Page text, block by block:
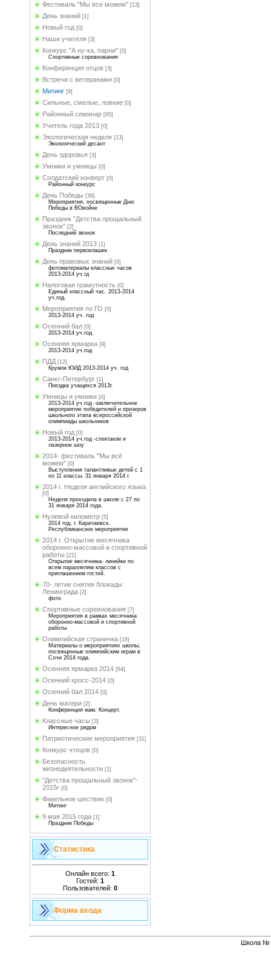
Фестиваль "Мы все можем" [13]
День знаний [1]
Новый год [0]
Наши учителя [3]
Конкурс "А ну-ка, парни" [0]
Спортивные соревнования
Конференция отцов [3]
Встречи с ветеранами [0]
Митинг [9]
Сильные, смелые, ловкие [0]
Районный семинар [65]
Учитель года 2013 [0]
Экологическая неделя [13]
Экологический десант
День здоровья [3]
Умники и умницы [0]
Солдатский конверт [0]
Районный конкурс
День Победы [36]
Мероприятия, посвященные Дню
Победы в ВОвойне
Праздник "Детства прощальный
звонок" [2]
Последний звонок
День знаний 2013 [1]
Праздник первоклашек
День правовых знаний [0]
фотоматериалы классных часов
2013-2014 уч.гд
Налоговая грамотность [0]
Единый классный час. 2013-2014
уч.год.
Мероприятия по ГО [0]
2013-2014 уч. год
Осенний бал [0]
2013-2014 уч.год
Осенняя ярмарка [9]
2013-2014 уч.год
ПДД [12]
Кружок ЮИД 2013-2014 уч. год
Санкт-Петербург [1]
Поездка учащихся 2013г.
Умницы и умники [0]
2013-2014 уч.год -заключительное
мероприятие победителей и призеров
школьного этапа всероссийской
олимпиады школьников
Новый год [0]
2013-2014 уч.год -спектакли и
лазерное шоу
2014- фестиваль "Мы всё
можем" [0]
Выступления талантливых детей с 1
по 11 классы. 31 января 2014 г.
2014 г. Неделя английского языка
[0]
Неделя проходила в школе с 27 по
31 января 2014 года.
Нулевой километр [5]
2014 год. г. Карачаевск.
Республиканское мероприятие
2014 г. Открытие месячника
оборонно-массовой и спортивной
работы [21]
Открытие месячника- линейки по
всем параллелям классов с
приглашением гостей.
70- летие снятия блокады
Ленинграда [2]
фото
Спортивные соревнования [7]
Мероприятия в рамках месячника
оборонно-массовой и спортивной
работы
Олимпийская страничка [18]
Материалы о мероприятиях школы,
посвященные олимпийским играм в
Сочи 2014 года.
Осенняя ярмарка 2014 [64]
Осенний кросс-2014 [0]
Осенний бал 2014 [0]
День матери [2]
Конференция мам. Концерт.
Классные часы [3]
Интересное рядом
Патриотические мероприятия [31]
Конкурс чтецов [0]
Безопасность
жизнедеятельности [1]
"Детства прощальный звонок"-
2015г [0]
Факельное шествие [0]
Митинг
9 мая 2015 года [1]
Праздник Победы
Статистика
Онлайн всего: 1
Гостей: 1
Пользователей: 0
Форма входа
Школа №